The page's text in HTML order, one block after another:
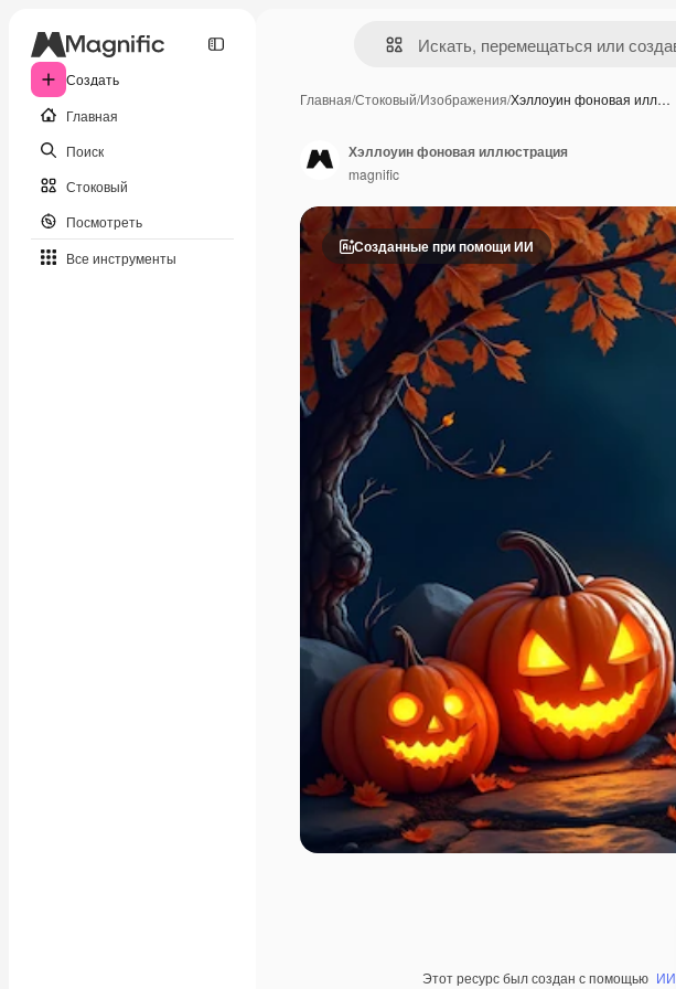
Создать
Главная
Поиск
Стоковый
Посмотреть
Все инструменты
Главная/Стоковый/Изображения/Хэллоуин фоновая илл…
Созданные при помощи ИИ
Этот ресурс был создан с помощью ИИ
Хэллоуин фоновая иллюстрация
magnific